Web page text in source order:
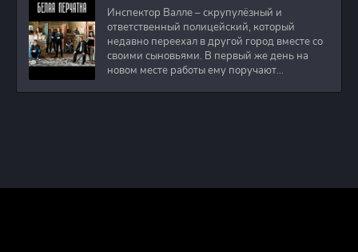
Инспектор Валле – скрупулёзный и
ответственный полицейский, который
недавно переехал в другой город вместе со
своими сыновьями. В первый же день на
новом месте работы ему поручают